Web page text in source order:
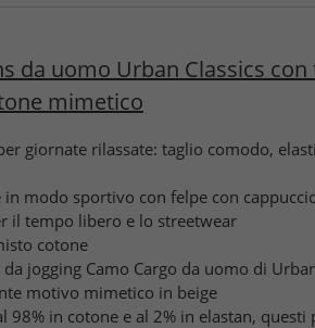
da uomo Urban Classics
mimetico
giornate rilassate: taglio comodo,
modo sportivo con felpe con
il tempo libero e lo streetwear
cotone
jogging Camo Cargo da uomo di
motivo mimetico in beige
98% in cotone e al 2% in elastan,